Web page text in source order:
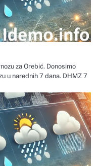
za Orebić. Donosimo
u narednih 7 dana. DHMZ 7